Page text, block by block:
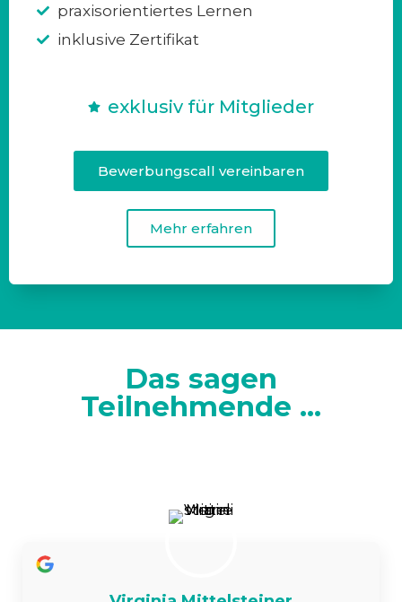
praxisorientiertes Lernen
inklusive Zertifikat
exklusiv für Mitglieder
Bewerbungscall vereinbaren
Mehr erfahren
Das sagen
Teilnehmende ...